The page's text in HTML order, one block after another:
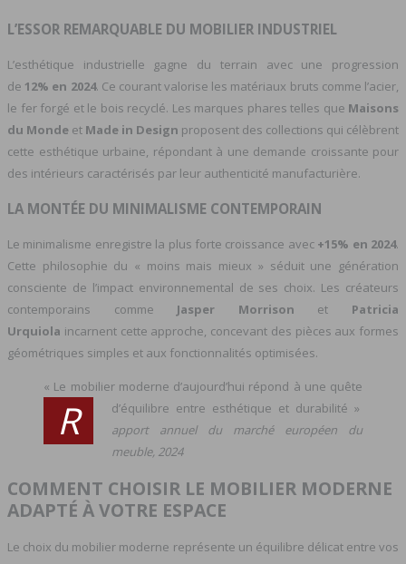
L’ESSOR REMARQUABLE DU MOBILIER INDUSTRIEL
L’esthétique industrielle gagne du terrain avec une progression
de 12% en 2024. Ce courant valorise les matériaux bruts comme l’acier,
le fer forgé et le bois recyclé. Les marques phares telles que Maisons
du Monde et Made in Design proposent des collections qui célèbrent
cette esthétique urbaine, répondant à une demande croissante pour
des intérieurs caractérisés par leur authenticité manufacturière.
LA MONTÉE DU MINIMALISME CONTEMPORAIN
Le minimalisme enregistre la plus forte croissance avec +15% en 2024.
Cette philosophie du « moins mais mieux » séduit une génération
consciente de l’impact environnemental de ses choix. Les créateurs
contemporains comme Jasper Morrison et Patricia
Urquiola incarnent cette approche, concevant des pièces aux formes
géométriques simples et aux fonctionnalités optimisées.
« Le mobilier moderne d’aujourd’hui répond à une quête
d’équilibre entre esthétique et durabilité »
R
apport annuel du marché européen du
meuble, 2024
COMMENT CHOISIR LE MOBILIER MODERNE
ADAPTÉ À VOTRE ESPACE
Le choix du mobilier moderne représente un équilibre délicat entre vos